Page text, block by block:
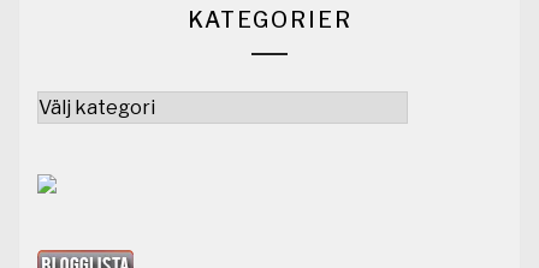
KATEGORIER
Kategorier